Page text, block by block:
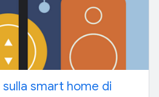
smart home di